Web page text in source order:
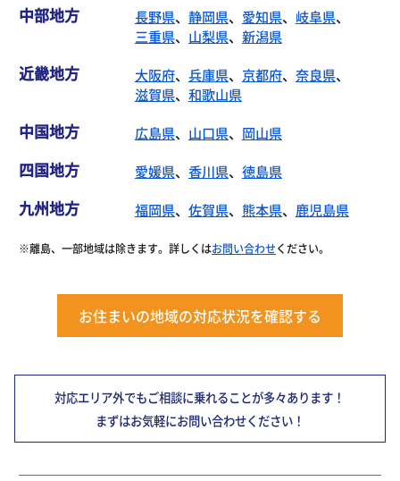
中部地方 長野県、 静岡県、 愛知県、 岐阜県、
三重県、 山梨県、 新潟県
近畿地方 大阪府、 兵庫県、 京都府、 奈良県、
滋賀県、 和歌山県
中国地方 広島県、 山口県、 岡山県
四国地方 愛媛県、 香川県、 徳島県
九州地方 福岡県、 佐賀県、 熊本県、 鹿児島県
※離島、一部地域は除きます。詳しくはお問い合わせください。
お住まいの地域の対応状況を確認する
対応エリア外でもご相談に乗れることが多々あります！
まずはお気軽にお問い合わせください！